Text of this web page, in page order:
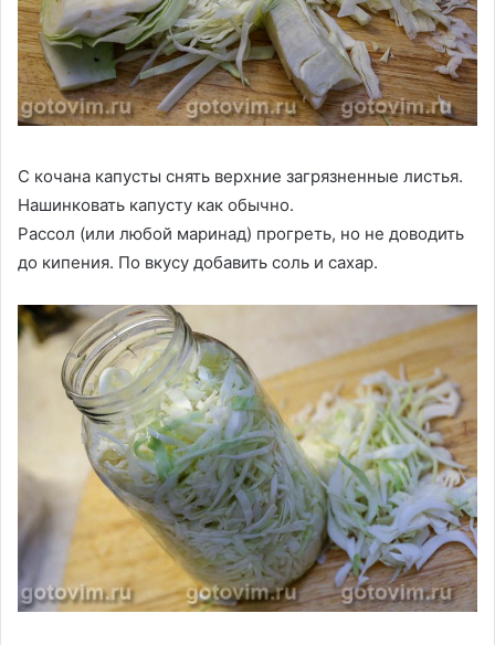
С кочана капусты снять верхние загрязненные листья.
Нашинковать капусту как обычно.
Рассол (или любой маринад) прогреть, но не доводить
до кипения. По вкусу добавить соль и сахар.